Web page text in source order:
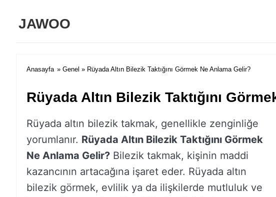
JAWOO
Anasayfa » Genel » Rüyada Altın Bilezik Taktığını Görmek Ne Anlama Gelir?
Rüyada Altın Bilezik Taktığını
Rüyada altın bilezik takmak, genellikle zenginliğe
yorumlanır. Rüyada Altın Bilezik Taktığını Görmek
Ne Anlama Gelir? Bilezik takmak, kişinin maddi
kazancının artacağına işaret eder. Rüyada altın
bilezik görmek, evlilik ya da ilişkilerde mutluluk ve